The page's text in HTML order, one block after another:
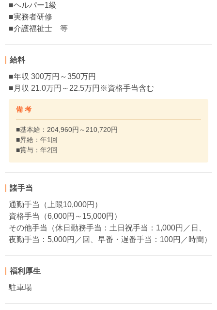
■ヘルパー1級
■実務者研修
■介護福祉士 等
給料
■年収 300万円～350万円
■月収 21.0万円～22.5万円※資格手当含む
備 考
■基本給：204,960円～210,720円
■昇給：年1回
■賞与：年2回
諸手当
通勤手当（上限10,000円）
資格手当（6,000円～15,000円）
その他手当（休日勤務手当：土日祝手当：1,000円／日、
夜勤手当：5,000円／回、早番・遅番手当：100円／時間）
福利厚生
駐車場